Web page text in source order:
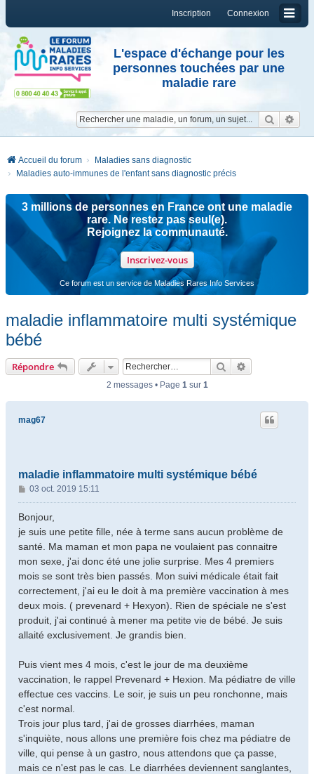
Connexion
Inscription
L'espace d'échange pour les
personnes touchées par une
maladie rare
Accueil du forum
Maladies sans diagnostic
Maladies auto-immunes de l'enfant sans diagnostic précis
3 millions de personnes en France ont une maladie
rare. Ne restez pas seul(e).
Rejoignez la communauté.
Inscrivez-vous
Ce forum est un service de Maladies Rares Info Services
maladie inflammatoire multi systémique
bébé
Répondre Rechercher
2 messages • Page 1sur 1
mag67
maladie inflammatoire multi systémique bébé
M
e
s
g
e
03 oct. 2019 15:11
Bonjour,
je suis une petite fille, née à terme sans aucun problème de
santé. Ma maman et mon papa ne voulaient pas connaitre
mon sexe, j'ai donc été une jolie surprise. Mes 4 premiers
mois se sont très bien passés. Mon suivi médicale était fait
correctement, j'ai eu le doit à ma première vaccination à mes
deux mois. ( prevenard + Hexyon). Rien de spéciale ne s'est
produit, j'ai continué à mener ma petite vie de bébé. Je suis
allaité exclusivement. Je grandis bien.
Puis vient mes 4 mois, c'est le jour de ma deuxième
vaccination, le rappel Prevenard + Hexion. Ma pédiatre de ville
effectue ces vaccins. Le soir, je suis un peu ronchonne, mais
c'est normal.
Trois jour plus tard, j'ai de grosses diarrhées, maman
s'inquiète, nous allons une première fois chez ma pédiatre de
ville, qui pense à un gastro, nous attendons que ça passe,
mais ce n'est pas le cas. Le diarrhées deviennent sanglantes,